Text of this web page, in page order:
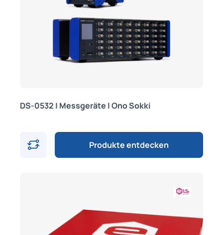
DS-0532 | Messgeräte | Ono Sokki
Produkte entdecken